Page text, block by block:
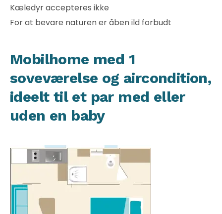
Kæledyr accepteres ikke
For at bevare naturen er åben ild forbudt
Mobilhome med 1
soveværelse og aircondition,
ideelt til et par med eller
uden en baby